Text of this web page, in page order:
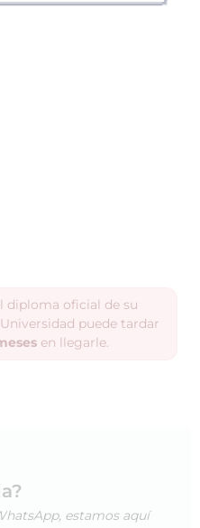
diploma oficial de su
puede tardar
en llegarle.
estamos aquí